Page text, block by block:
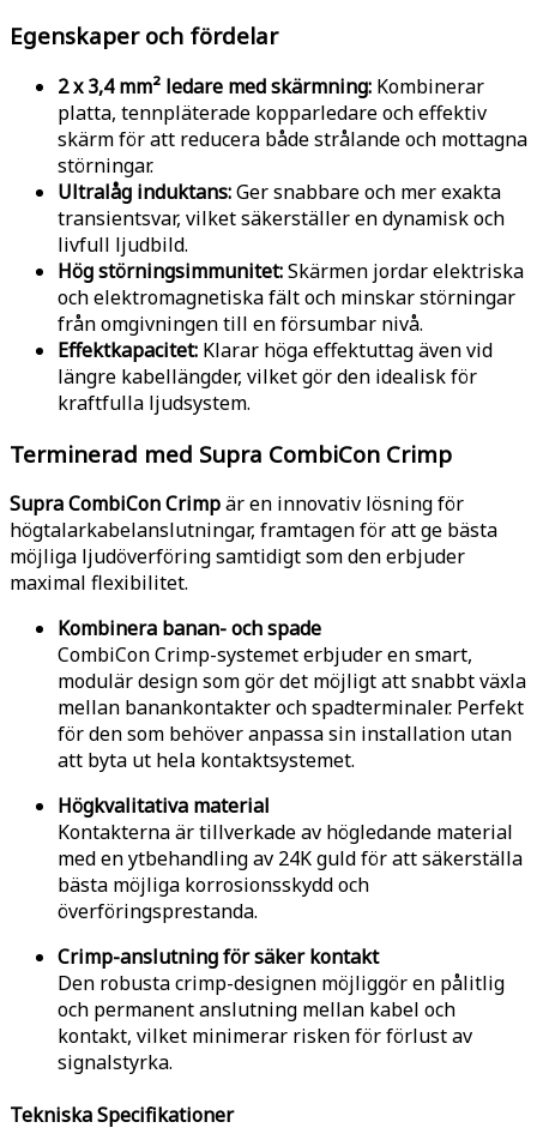
Egenskaper och fördelar
2 x 3,4 mm² ledare med skärmning: Kombinerar
platta, tennpläterade kopparledare och effektiv
skärm för att reducera både strålande och mottagna
störningar.
Ultralåg induktans:Ger snabbare och mer exakta
transientsvar, vilket säkerställer en dynamisk och
livfull ljudbild.
Hög störningsimmunitet:Skärmen jordar elektriska
och elektromagnetiska fält och minskar störningar
från omgivningen till en försumbar nivå.
Effektkapacitet: Klarar höga effektuttag även vid
längre kabellängder, vilket gör den idealisk för
kraftfulla ljudsystem.
Terminerad med Supra CombiCon Crimp
Supra CombiCon Crimpär en innovativ lösning för
högtalarkabelanslutningar, framtagen för att ge bästa
möjliga ljudöverföring samtidigt som den erbjuder
maximal flexibilitet.
Kombinera banan- och spade
CombiCon Crimp-systemet erbjuder en smart,
modulär design som gör det möjligt att snabbt växla
mellan banankontakter och spadterminaler. Perfekt
för den som behöver anpassa sin installation utan
att byta ut hela kontaktsystemet.
Högkvalitativa material
Kontakterna är tillverkade av högledande material
med en ytbehandling av 24K guld för att säkerställa
bästa möjliga korrosionsskydd och
överföringsprestanda.
Crimp-anslutning för säker kontakt
Den robusta crimp-designen möjliggör en pålitlig
och permanent anslutning mellan kabel och
kontakt, vilket minimerar risken för förlust av
signalstyrka.
Tekniska Specifikationer